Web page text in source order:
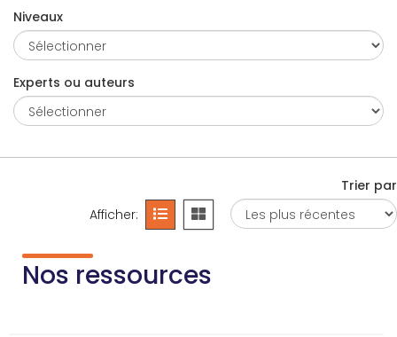
Niveaux
Experts ou auteurs
Afficher:
Trier par
Nos ressources